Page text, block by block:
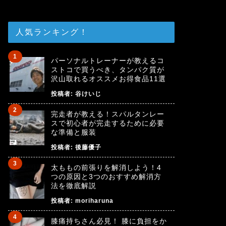
人気ランキング！
パーソナルトレーナーが教えるコ
ストコで買うべき、タンパク質が
沢山取れるオススメお得食品11選
投稿者: 谷けいじ
完走者が教える！スパルタンレー
スで初心者が完走するために必要
な準備と服装
投稿者: 後藤優子
太ももの前張りを解消しよう！4
つの原因と3つのおすすめ解消方
法を徹底解説
投稿者: moriharuna
膝痛持ちさん必見！ 膝に負担をか